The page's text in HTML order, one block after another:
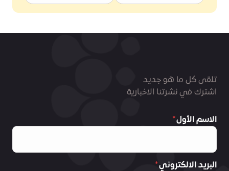
تلقى كل ما هو جديد
اشترك في نشرتنا الاخبارية
الاسم الأول
البريد الالكتروني